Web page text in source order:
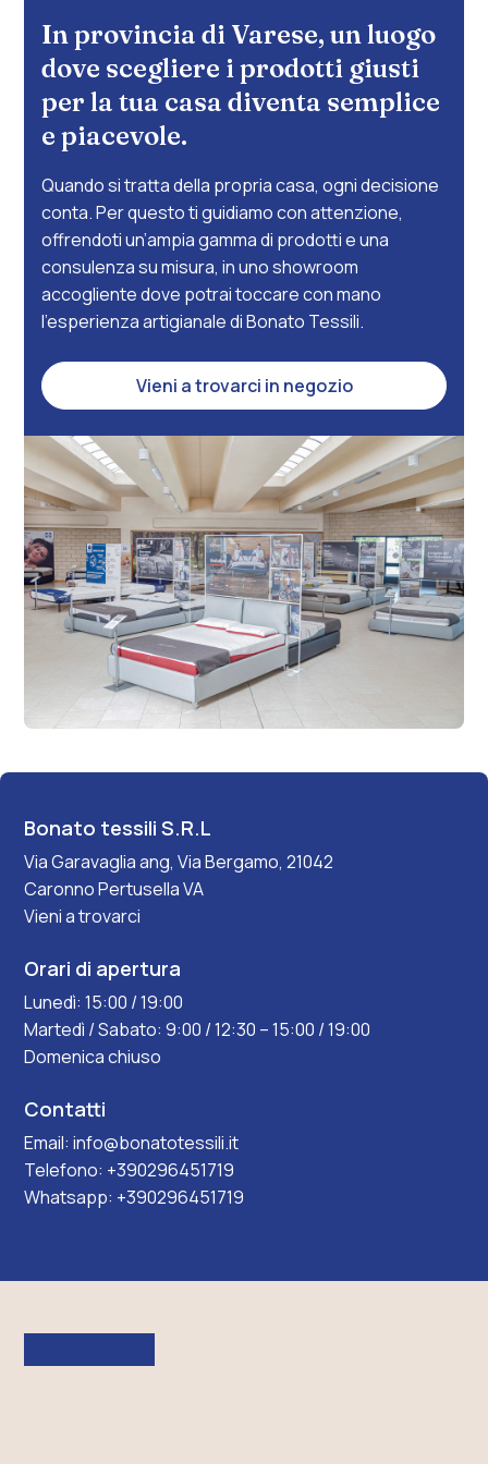
In provincia di Varese, un luogo
dove scegliere i prodotti giusti
per la tua casa diventa semplice
e piacevole.
Quando si tratta della propria casa, ogni decisione
conta. Per questo ti guidiamo con attenzione,
offrendoti un’ampia gamma di prodotti e una
consulenza su misura, in uno showroom
accogliente dove potrai toccare con mano
l’esperienza artigianale di Bonato Tessili.
Vieni a trovarci in negozio
Bonato tessili S.R.L
Via Garavaglia ang, Via Bergamo, 21042
Caronno Pertusella VA
Vieni a trovarci
Orari di apertura
Lunedì: 15:00 / 19:00
Martedì / Sabato: 9:00 / 12:30 – 15:00 / 19:00
Domenica chiuso
Contatti
Email:info@bonatotessili.it
Telefono: +390296451719
Whatsapp: +390296451719